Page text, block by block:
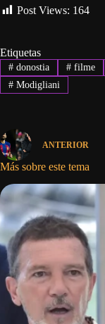
Post Views: 164
Etiquetas
#donostia #filme
#Modigliani
ANTERIOR
Más sobre este tema